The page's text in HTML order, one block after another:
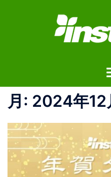
ス
月: 2024年12